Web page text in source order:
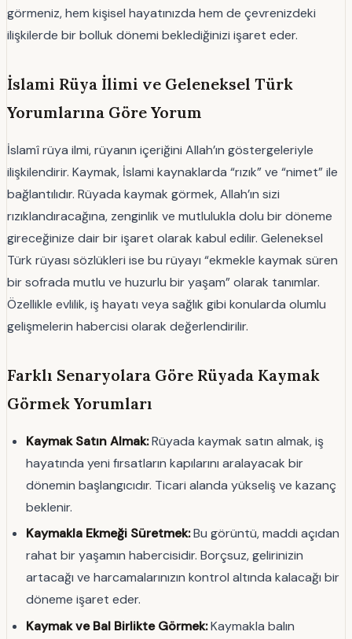
görmeniz, hem kişisel hayatınızda hem de çevrenizdeki
ilişkilerde bir bolluk dönemi beklediğinizi işaret eder.
İslami Rüya İlimi ve Geleneksel Türk
Yorumlarına Göre Yorum
İslamî rüya ilmi, rüyanın içeriğini Allah’ın göstergeleriyle
ilişkilendirir. Kaymak, İslami kaynaklarda “rızık” ve “nimet” ile
bağlantılıdır. Rüyada kaymak görmek, Allah’ın sizi
rızıklandıracağına, zenginlik ve mutlulukla dolu bir döneme
gireceğinize dair bir işaret olarak kabul edilir. Geleneksel
Türk rüyası sözlükleri ise bu rüyayı “ekmekle kaymak süren
bir sofrada mutlu ve huzurlu bir yaşam” olarak tanımlar.
Özellikle evlilik, iş hayatı veya sağlık gibi konularda olumlu
gelişmelerin habercisi olarak değerlendirilir.
Farklı Senaryolara Göre Rüyada Kaymak
Görmek Yorumları
Kaymak Satın Almak:Rüyada kaymak satın almak, iş
hayatında yeni fırsatların kapılarını aralayacak bir
dönemin başlangıcıdır. Ticari alanda yükseliş ve kazanç
beklenir.
Kaymakla Ekmeği Süretmek:Bu görüntü, maddi açıdan
rahat bir yaşamın habercisidir. Borçsuz, gelirinizin
artacağı ve harcamalarınızın kontrol altında kalacağı bir
döneme işaret eder.
Kaymak ve Bal Birlikte Görmek:Kaymakla balın